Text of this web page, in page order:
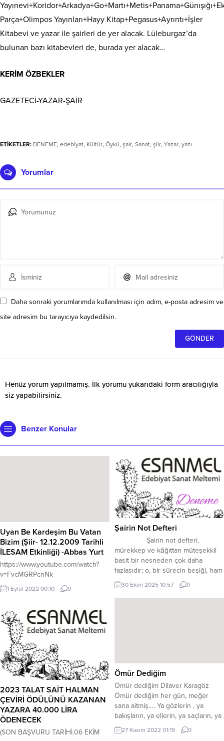
Parça+Olimpos Yayınları+Hayy Kitap+Pegasus+Ayrıntı+İşler
Kitabevi ve yazar ile şairleri de yer alacak. Lüleburgaz’da
bulunan bazı kitabevleri de, burada yer alacak…
KERİM ÖZBEKLER
GAZETECİ-YAZAR-ŞAİR
ETİKETLER: DENEME, edebiyat, Kültür, Öykü, şair, Sanat, şiir, Yazar, yazı
Yorumlar
Daha sonraki yorumlarımda kullanılması için adım, e-posta adresim ve
site adresim bu tarayıcıya kaydedilsin.
Henüz yorum yapılmamış. İlk yorumu yukarıdaki form aracılığıyla
siz yapabilirsiniz.
Benzer Konular
Uyan Be Kardeşim Bu Vatan
Bizim (Şiir- 12.12.2009 Tarihli
İLESAM Etkinliği) -Abbas Yurt
https://www.youtube.com/watch?
v=FvcMGRPcnNk
1 Eylül 2022 00:10 0
Şairin Not Defteri
Şairin not defteri,
mürekkep ve kâğıttan müteşekkil
basit bir nesneden çok daha
fazlasıdır; o, bir sürecin beşiği, ham
fikirlerin laboratuvarı ve bir ruhun
en mahrem tanıklık odasıdır. Bir şiir
tamamlanıp okuyucunun karşısına
30 Ekim 2025 10:57 0
2023 TALAT SAİT HALMAN
ÇEVİRİ ÖDÜLÜNÜ KAZANAN
YAZARA 40.000 LİRA
ÖDENECEK
(SON BAŞVURU TARİHİ.06 EKİM
Ömür Dediğim
Ömür dediğim Dilaver Karagöz
Ömür dediğim her gün, meğer
sana aitmiş…. Ya gözlerin , ya
bakışların, ya ellerin, ya saçların, ya
sözlerin, ya da gülüşlerin… Bir gün
de benim olsun dedim,
27 Kasım 2022 01:19 0